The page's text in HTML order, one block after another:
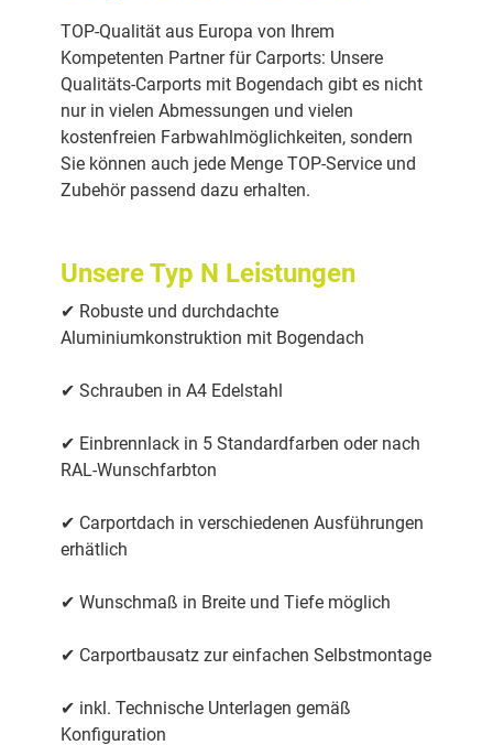
TOP-Qualität aus Europa von Ihrem
Kompetenten Partner für Carports: Unsere
Qualitäts-Carports mit Bogendach gibt es nicht
nur in vielen Abmessungen und vielen
kostenfreien Farbwahlmöglichkeiten, sondern
Sie können auch jede Menge TOP-Service und
Zubehör passend dazu erhalten.
Unsere Typ N Leistungen
✔ Robuste und durchdachte
Aluminiumkonstruktion mit Bogendach
✔ Schrauben in A4 Edelstahl
✔ Einbrennlack in 5 Standardfarben oder nach
RAL-Wunschfarbton
✔ Carportdach in verschiedenen Ausführungen
erhätlich
✔ Wunschmaß in Breite und Tiefe möglich
✔ Carportbausatz zur einfachen Selbstmontage
✔ inkl. Technische Unterlagen gemäß
Konfiguration